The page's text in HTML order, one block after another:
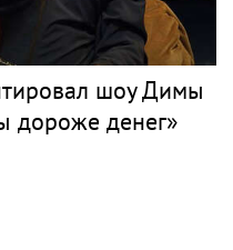
шоу Димы
дороже денег»